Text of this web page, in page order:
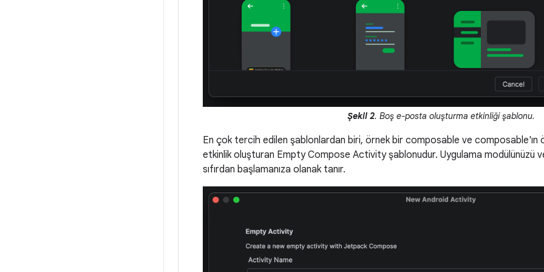
Şekil 2. Boş e-posta oluşturma etkinliği şablonu.
En çok tercih edilen şablonlardan biri, örnek bir composable ve composable'ın
etkinlik oluşturan Empty Compose Activity şablonudur. Uygulama modülünüzü
sıfırdan başlamanıza olanak tanır.